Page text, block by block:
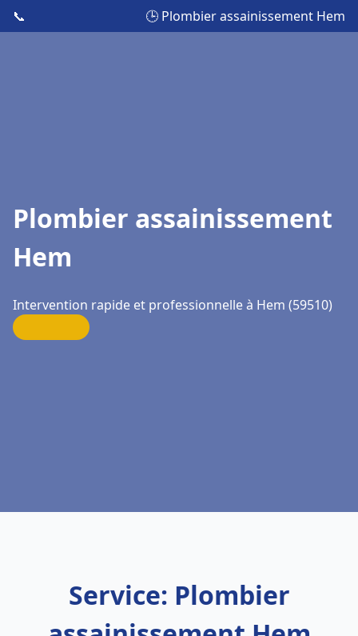
📞 🕒 Plombier assainissement Hem
Plombier assainissement
Hem
Intervention rapide et professionnelle à Hem (59510)
Service: Plombier